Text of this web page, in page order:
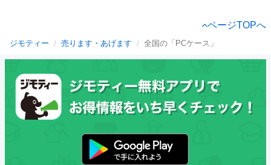
ページTOPへ
ジモティー 売ります・あげます 全国の「PCケース」